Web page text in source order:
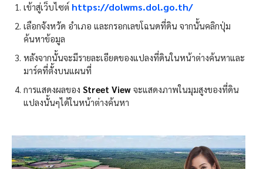
เข้าสู่เว็บไซต์ https://dolwms.dol.go.th/
เลือกจังหวัด อำเภอ และกรอกเลขโฉนดที่ดิน จากนั้นคลิกปุ่ม
ค้นหาข้อมูล
หลังจากนั้นจะมีรายละเอียดของแปลงที่ดินในหน้าต่างค้นหาและ
มาร์คที่ตั้งบนแผนที่
การแสดงผลของ Street Viewจะแสดงภาพในมุมสูงของที่ดิน
แปลงนั้นๆได้ในหน้าต่างค้นหา